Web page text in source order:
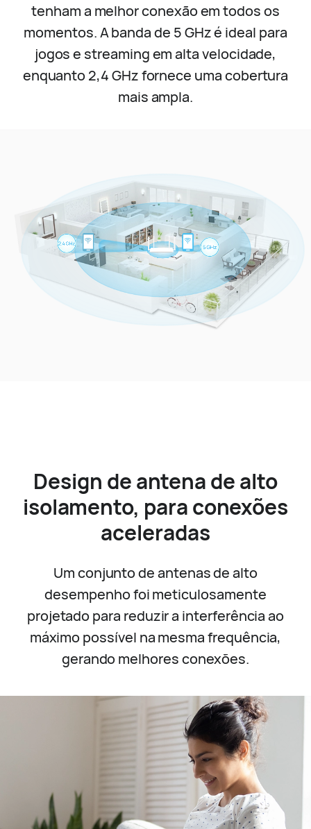
tenham a melhor conexão em todos os
momentos. A banda de 5 GHz é ideal para
jogos e streaming em alta velocidade,
enquanto 2,4 GHz fornece uma cobertura
mais ampla.
Design de antena de alto
isolamento, para conexões
aceleradas
Um conjunto de antenas de alto
desempenho foi meticulosamente
projetado para reduzir a interferência ao
máximo possível na mesma frequência,
gerando melhores conexões.